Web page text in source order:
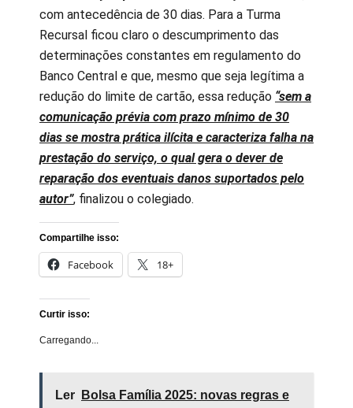
com antecedência de 30 dias. Para a Turma
Recursal ficou claro o descumprimento das
determinações constantes em regulamento do
Banco Central e que, mesmo que seja legítima a
redução do limite de cartão, essa redução “sem a
comunicação prévia com prazo mínimo de 30
dias se mostra prática ilícita e caracteriza falha na
prestação do serviço, o qual gera o dever de
reparação dos eventuais danos suportados pelo
autor”, finalizou o colegiado.
Compartilhe isso:
Facebook 18+
Curtir isso:
Carregando...
Ler
Bolsa Família 2025: novas regras e